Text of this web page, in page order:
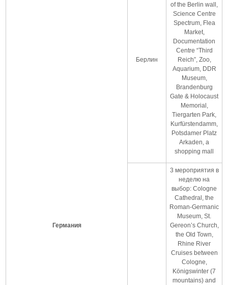
Германия
Берлин
of the Berlin wall,
Science Centre
Spectrum, Flea
Market,
Documentation
Centre “Third
Reich”, Zoo,
Aquarium, DDR
Museum,
Brandenburg
Gate & Holocaust
Memorial,
Tiergarten Park,
Kurfürstendamm,
Potsdamer Platz
Arkaden, a
shopping mall
3 мероприятия в
неделю на
выбор: Cologne
Cathedral, the
Roman-Germanic
Museum, St.
Gereon’s Church,
the Old Town,
Rhine River
Cruises between
Cologne,
Königswinter (7
mountains) and